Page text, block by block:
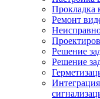
Прокладка
Ремонт
Решение
Решение